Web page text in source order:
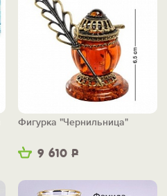
9 610 Р
Фигурка "Чернильница"